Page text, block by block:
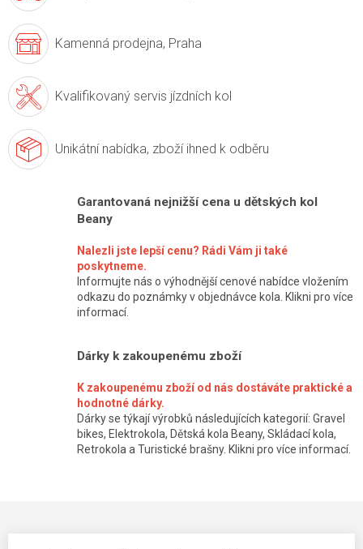
Kamenná prodejna, Praha
Kvalifikovaný servis jízdních kol
Unikátní nabídka, zboží ihned k odběru
Garantovaná nejnižší cena u dětských kol
Beany
Nalezli jste lepší cenu? Rádi Vám ji také
poskytneme.
Informujte nás o výhodnější cenové nabídce vložením
odkazu do poznámky v objednávce kola. Klikni pro více
informací.
Dárky k zakoupenému zboží
K zakoupenému zboží od nás dostáváte praktické a
hodnotné dárky.
Dárky se týkají výrobků následujících kategorií: Gravel
bikes, Elektrokola, Dětská kola Beany, Skládací kola,
Retrokola a Turistické brašny. Klikni pro více informací.